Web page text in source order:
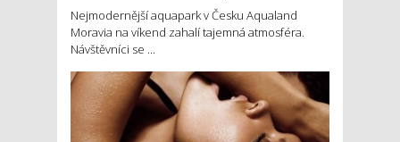
Nejmodernější aquapark v Česku Aqualand
Moravia na víkend zahalí tajemná atmosféra.
Návštěvníci se ...